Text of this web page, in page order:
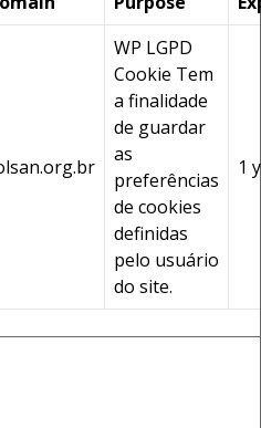
WP LGPD
Cookie Tem
a finalidade
de guardar
as
preferências
de cookies
definidas
pelo usuário
do site.
1